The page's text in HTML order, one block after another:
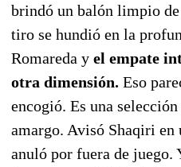
brindó un balón limpio
tiro se hundió en la
Romareda y el empate
otra dimensión. Eso
encogió. Es una
amargo. Avisó Shaqiri en
anuló por fuera de juego.